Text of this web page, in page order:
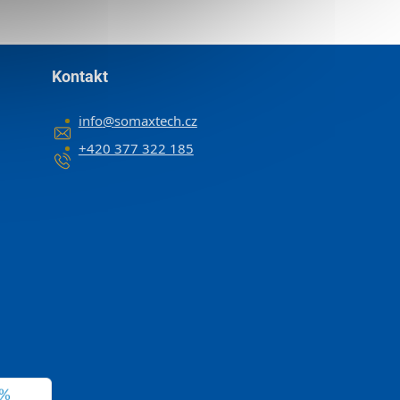
Kontakt
info@somaxtech.cz
+420 377 322 185